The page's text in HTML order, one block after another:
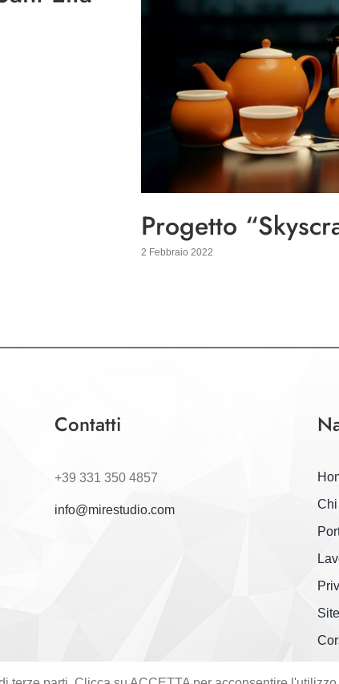
Progetto
2 Febbraio 2022
Contatti
+39 331 350 4857
info@mirestudio.com